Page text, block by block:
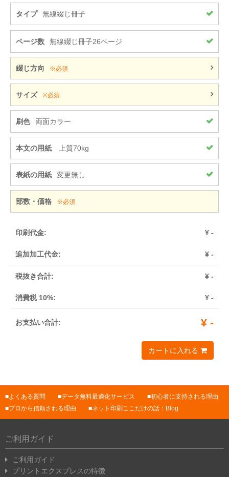
タイプ 無線綴じ冊子
ページ数 無線綴じ冊子26ページ
綴じ方向 ※必須
サイズ ※必須
刷色 両面カラー
本文の用紙 上質70kg
表紙の用紙 変更無し
部数・価格 ※必須
印刷代金: ¥ -
追加加工代金: ¥ -
税抜き合計: ¥ -
消費税 10%: ¥ -
お支払い合計: ¥ -
カートに入れる
よくある質問 データ無料最適化サービス
初心者に支持される理由
プロから信頼される理由
ネット印刷ここだけの話：Blog
ご利用ガイド
ご利用ガイド
プリントエクスプレスの特徴